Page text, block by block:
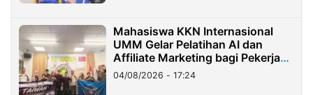
Mahasiswa KKN Internasional
UMM Gelar Pelatihan AI dan
Affiliate Marketing bagi Pekerja
Migran Indonesia di Taiwan
04/08/2026 - 17:24